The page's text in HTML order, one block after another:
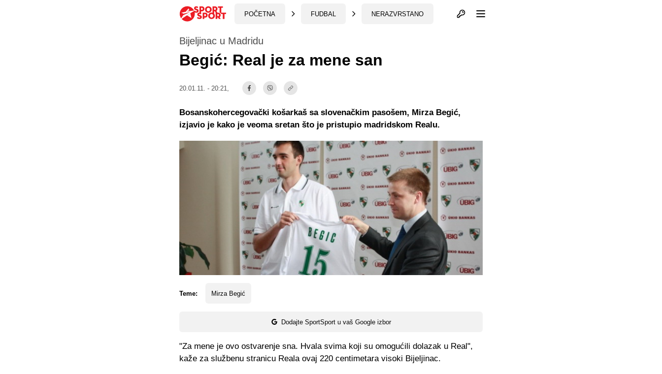
POČETNA FUDBAL NERAZVRSTANO Otvori profil
Bijeljinac u Madridu
Begić: Real je za mene san
20.01.11. - 20:21,
Teme: Mirza Begić
Dodajte SportSport u vaš Google izbor
Bosanskohercegovački košarkaš sa slovenačkim pasošem, Mirza Begić,
izjavio je kako je veoma sretan što je pristupio madridskom Realu.
"Za mene je ovo ostvarenje sna. Hvala svima koji su omogućili dolazak u Real",
kaže za službenu stranicu Reala ovaj 220 centimetara visoki Bijeljinac.